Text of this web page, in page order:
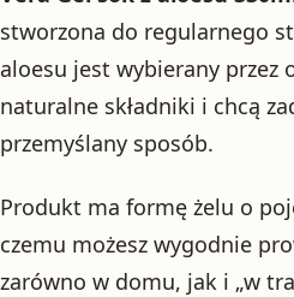
stworzona do regularnego
aloesu jest wybierany przez
naturalne składniki i chcą
przemyślany sposób.
Produkt ma formę żelu o
czemu możesz wygodnie
zarówno w domu, jak i „w